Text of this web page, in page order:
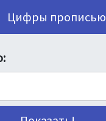
Цифры прописью